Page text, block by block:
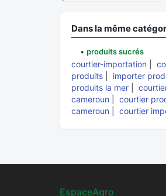
Dans la même
• produits sucrés
courtier-importation
produits
importer
produits la mer
cameroun
courtier
cameroun
courtier
EspaceAgro